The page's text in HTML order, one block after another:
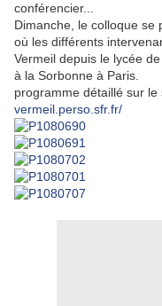
conférencier...
Dimanche, le colloque se
où les différents
Vermeil depuis le lycée
à la Sorbonne à Paris.
programme détaillé sur
vermeil.perso.sfr.fr/